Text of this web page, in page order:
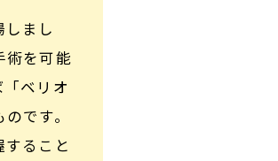
まし
術を可能
ベリオ
です。
ること